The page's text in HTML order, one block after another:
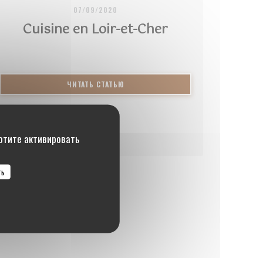
активировать
07/09/2020
Cuisine en Loir-et-Cher
ЧИТАТЬ СТАТЬЮ